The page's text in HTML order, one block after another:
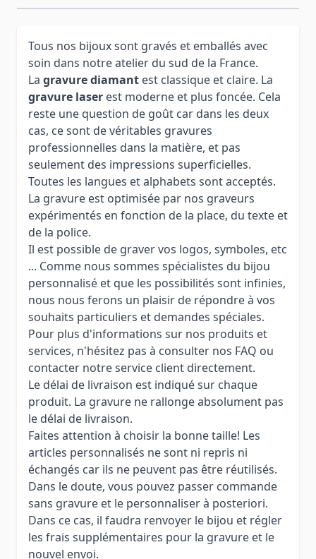
Tous nos bijoux sont gravés et emballés avec
soin dans notre atelier du sud de la France.
La gravure diamant est classique et claire. La
gravure laser est moderne et plus foncée. Cela
reste une question de goût car dans les deux
cas, ce sont de véritables gravures
professionnelles dans la matière, et pas
seulement des impressions superficielles.
Toutes les langues et alphabets sont acceptés.
La gravure est optimisée par nos graveurs
expérimentés en fonction de la place, du texte et
de la police.
Il est possible de graver vos logos, symboles, etc
... Comme nous sommes spécialistes du bijou
personnalisé et que les possibilités sont infinies,
nous nous ferons un plaisir de répondre à vos
souhaits particuliers et demandes spéciales.
Pour plus d'informations sur nos produits et
services, n'hésitez pas à consulter nos FAQ ou
contacter notre service client directement.
Le délai de livraison est indiqué sur chaque
produit. La gravure ne rallonge absolument pas
le délai de livraison.
Faites attention à choisir la bonne taille! Les
articles personnalisés ne sont ni repris ni
échangés car ils ne peuvent pas être réutilisés.
Dans le doute, vous pouvez passer commande
sans gravure et le personnaliser à posteriori.
Dans ce cas, il faudra renvoyer le bijou et régler
les frais supplémentaires pour la gravure et le
nouvel envoi.